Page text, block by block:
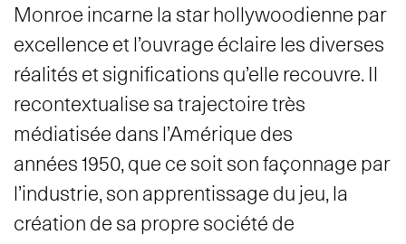
Monroe incarne la star hollywoodienne par
excellence et l’ouvrage éclaire les diverses
réalités et significations qu’elle recouvre. Il
recontextualise sa trajectoire très
médiatisée dans l’Amérique des
années 1950, que ce soit son façonnage par
l’industrie, son apprentissage du jeu, la
création de sa propre société de